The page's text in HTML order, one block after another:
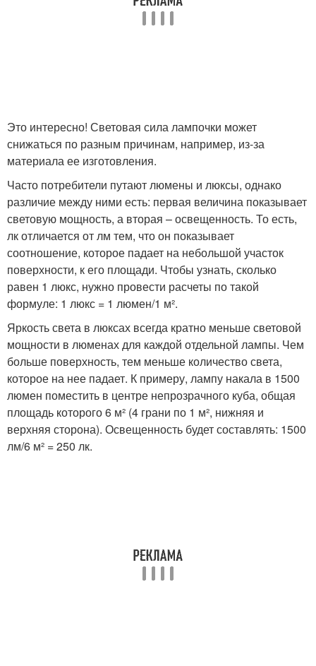
Это интересно! Световая сила лампочки может
снижаться по разным причинам, например, из-за
материала ее изготовления.
Часто потребители путают люмены и люксы, однако
различие между ними есть: первая величина показывает
световую мощность, а вторая – освещенность. То есть,
лк отличается от лм тем, что он показывает
соотношение, которое падает на небольшой участок
поверхности, к его площади. Чтобы узнать, сколько
равен 1 люкс, нужно провести расчеты по такой
формуле: 1 люкс = 1 люмен/1 м².
Яркость света в люксах всегда кратно меньше световой
мощности в люменах для каждой отдельной лампы. Чем
больше поверхность, тем меньше количество света,
которое на нее падает. К примеру, лампу накала в 1500
люмен поместить в центре непрозрачного куба, общая
площадь которого 6 м² (4 грани по 1 м², нижняя и
верхняя сторона). Освещенность будет составлять: 1500
лм/6 м² = 250 лк.